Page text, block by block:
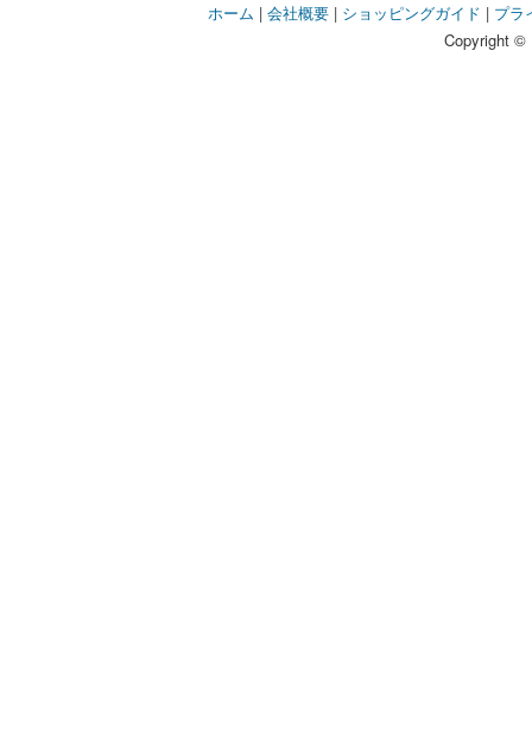
ホーム | 会社概要| ショッピングガイド | プラ
Copyright ©